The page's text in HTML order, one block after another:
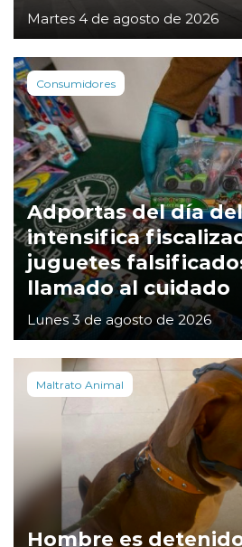
Martes 4 de agosto de 2026
Consumidores
Adportas del día
intensifica
juguetes
llamado al cuidado
Lunes 3 de agosto de 2026
Maltrato Animal
Hombre es